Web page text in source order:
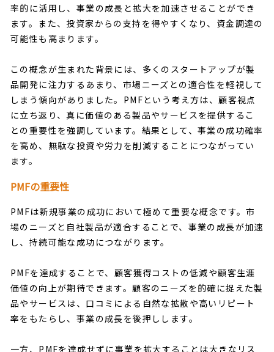
率的に活用し、事業の成長と拡大を加速させることができ
ます。また、投資家からの支持を得やすくなり、資金調達の
可能性も高まります。
この概念が生まれた背景には、多くのスタートアップが製
品開発に注力するあまり、市場ニーズとの適合性を軽視して
しまう傾向がありました。PMFという考え方は、顧客視点
に立ち返り、真に価値のある製品やサービスを提供するこ
との重要性を強調しています。結果として、事業の成功確率
を高め、無駄な投資や労力を削減することにつながってい
ます。
PMFの重要性
PMFは新規事業の成功において極めて重要な概念です。市
場のニーズと自社製品が適合することで、事業の成長が加速
し、持続可能な成功につながります。
PMFを達成することで、顧客獲得コストの低減や顧客生涯
価値の向上が期待できます。顧客のニーズを的確に捉えた製
品やサービスは、口コミによる自然な拡散や高いリピート
率をもたらし、事業の成長を後押しします。
一方、PMFを達成せずに事業を拡大することは大きなリス